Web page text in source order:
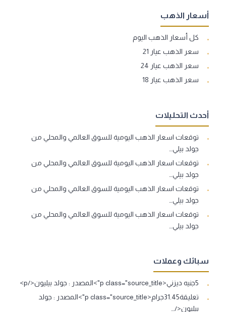
أسعار الذهب
كل أسعار الذهب اليوم
سعر الذهب عيار 21
سعر الذهب عيار 24
سعر الذهب عيار 18
أحدث التحليلات
توقعات اسعار الذهب اليومية للسوق العالمي والمحلي من
جولد بيلي…
توقعات اسعار الذهب اليومية للسوق العالمي والمحلي من
جولد بيلي…
توقعات اسعار الذهب اليومية للسوق العالمي والمحلي من
جولد بيلي…
توقعات اسعار الذهب اليومية للسوق العالمي والمحلي من
جولد بيلي…
سبائك وعملات
5جنيه ديزني<p class="source_title">المصدر : جولد بيليون</p>
تعليقة31.45جرام<p class="source_title">المصدر : جولد
بيليون</…